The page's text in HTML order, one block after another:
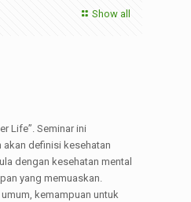
Show all
Life”. Seminar ini
definisi kesehatan
dengan kesehatan mental
yang memuaskan.
kemampuan untuk